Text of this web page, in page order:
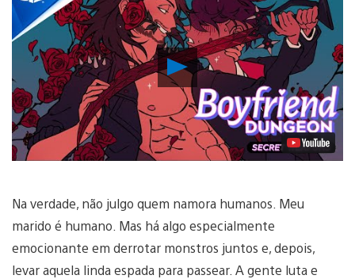
Reproduzir
Vídeo
Na verdade, não julgo quem namora humanos. Meu
marido é humano. Mas há algo especialmente
emocionante em derrotar monstros juntos e, depois,
levar aquela linda espada para passear. A gente luta e